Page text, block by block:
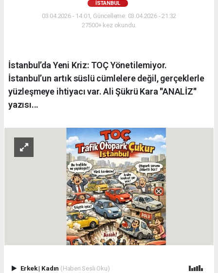
İSTANBUL
03.04.2026 - 14:01, Güncelleme: 03.04.2026 - 21:32
27500+ kez okundu.
İstanbul’da Yeni Kriz: TOÇ Yönetilemiyor.
İstanbul’un artık süslü cümlelere değil, gerçeklerle
yüzleşmeye ihtiyacı var. Ali Şükrü Kara ''ANALİZ''
yazısı...
Erkek| Kadın (Haberi Sesli Oku)